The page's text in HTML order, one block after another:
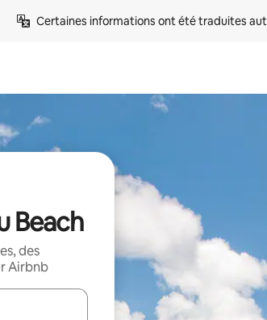
Certaines informations ont été traduites
Beach
des
Airbnb